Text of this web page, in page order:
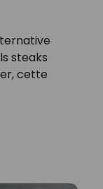
steaks
cette